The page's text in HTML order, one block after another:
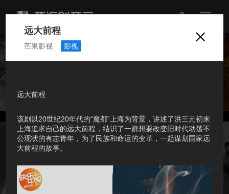
远大前程
芒果影视 影视

远大前程
该剧以20世纪20年代的“魔都”上海为背景，讲述了洪三元初来
上海追求自己的远大前程，结识了一群想要改变旧时代动荡不
公现状的有志青年，为了民族和命运的变革，一起谋划国家远
大前程的故事。
